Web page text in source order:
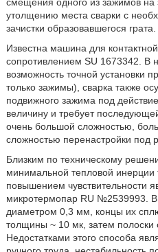
утолщению места сварки с
зачистки образовавшегося грата.
Известна машина для
сопротивлением SU 1673342. В
возможность точной установки
только зажимы), сварка также
подвижного зажима под
величину и требует
очень большой сложностью,
сложностью перенастройки под
Близким по техническому
минимальной тепловой
повышением чувствительности
микротермопар RU №2539993. В
диаметром 0,3 мм, концы их
толщины ~ 10 мк, затем полоски
Недостатками этого способа